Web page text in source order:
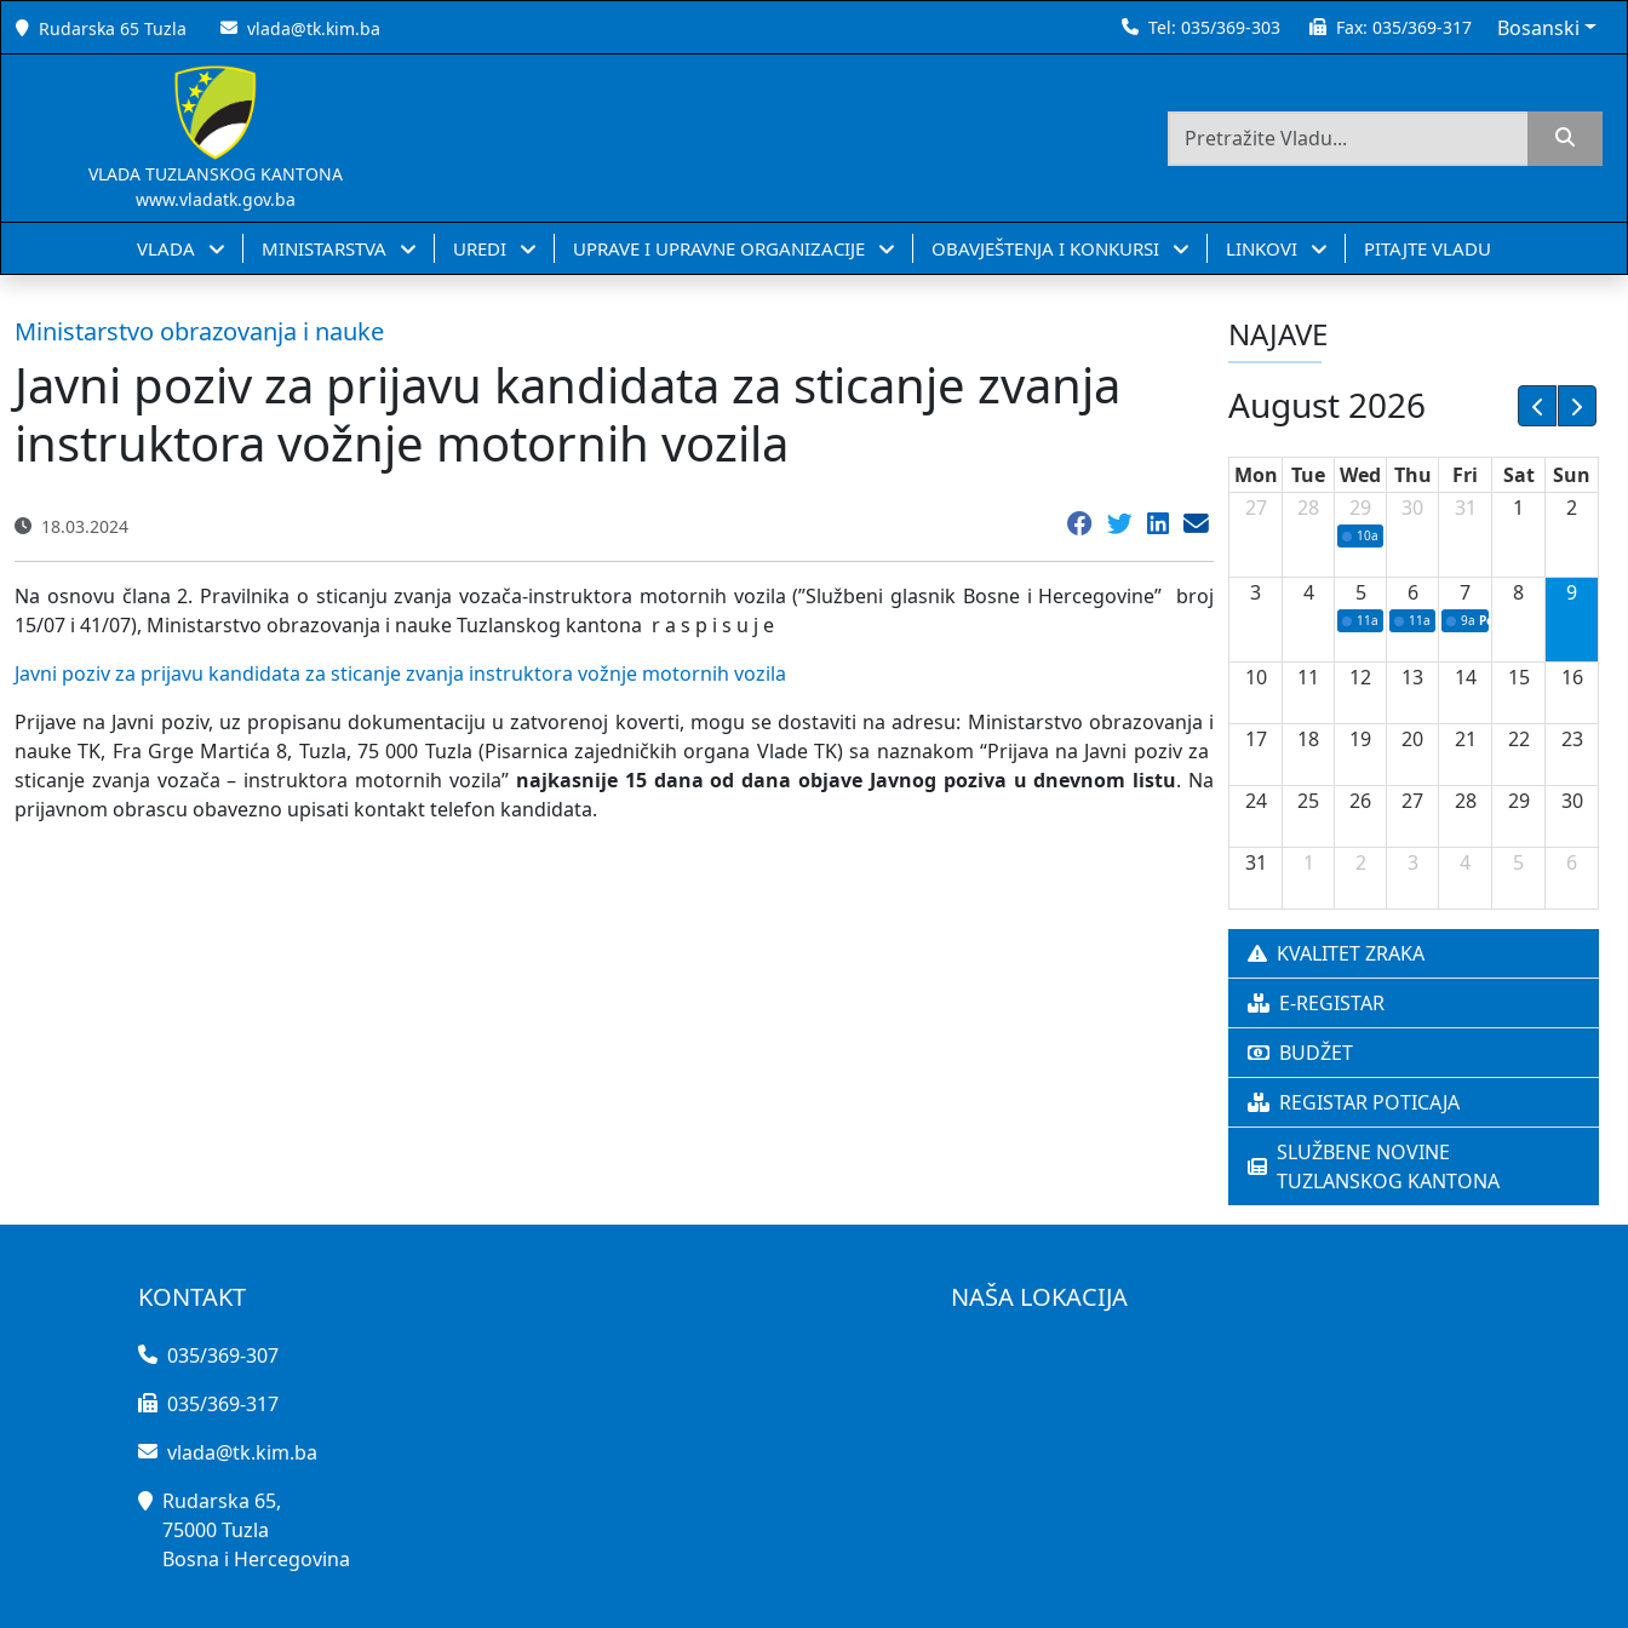
Rudarska 65 Tuzla vlada@tk.kim.ba Tel:035/369-303 Fax:035/369-317 Bosanski
VLADA TUZLANSKOG KANTONA
www.vladatk.gov.ba
VLADA MINISTARSTVA UREDI UPRAVE I UPRAVNE ORGANIZACIJE OBAVJEŠTENJA I KONKURSI LINKOVI PITAJTE VLADU
Ministarstvo obrazovanja i nauke
Javni poziv za prijavu kandidata za sticanje zvanja
instruktora vožnje motornih vozila
18.03.2024
Na osnovu člana 2. Pravilnika o sticanju zvanja vozača-instruktora motornih vozila (”Službeni glasnik Bosne i Hercegovine” broj
15/07 i 41/07), Ministarstvo obrazovanja i nauke Tuzlanskog kantona r a s p i s u j e
Javni poziv za prijavu kandidata za sticanje zvanja instruktora vožnje motornih vozila
Prijave na Javni poziv, uz propisanu dokumentaciju u zatvorenoj koverti, mogu se dostaviti na adresu: Ministarstvo obrazovanja i
nauke TK, Fra Grge Martića 8, Tuzla, 75 000 Tuzla (Pisarnica zajedničkih organa Vlade TK) sa naznakom “Prijava na Javni poziv za
sticanje zvanja vozača – instruktora motornih vozila” najkasnije 15 dana od dana objave Javnog poziva u dnevnom listu. Na
prijavnom obrascu obavezno upisati kontakt telefon kandidata.
NAJAVE
August 2026
Mon Tue Wed Thu Fri Sat
Sun
27
28 29
10a Potpisivanje ugovora sa neprofitnim
30 31 1 2
3 4 5
11a Potpisivanje ugovora o stipendijama
6
11a Podrška razvoju vodne
7
9a Početak izgradnje nove
8 9
10 11 12 13 14 15 16
17 18 19 20 21 22 23
24 25 26 27 28 29 30
31 1 2 3 4 5 6
KVALITET ZRAKA
E-REGISTAR
BUDŽET
REGISTAR POTICAJA
SLUŽBENE NOVINE
TUZLANSKOG KANTONA
KONTAKT
035/369-307
035/369-317
vlada@tk.kim.ba
Rudarska 65,
75000 Tuzla
Bosna i Hercegovina
NAŠA LOKACIJA